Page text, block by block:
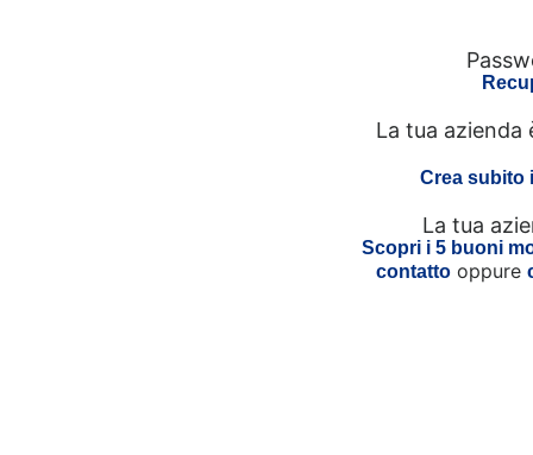
La tua azienda
Crea subito
La tua
Scopri i 5 buoni
contatto oppure